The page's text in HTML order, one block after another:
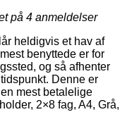
på 4 anmeldelser
heldigvis et hav af
benyttede er for
og så afhenter
Denne er
mest betalelige
2×8 fag, A4, Grå,